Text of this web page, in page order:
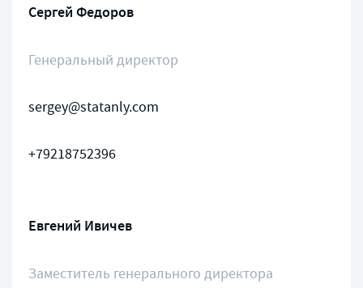
Сергей Федоров
Генеральный директор
sergey@statanly.com
+79218752396
Евгений Ивичев
Заместитель генерального директора